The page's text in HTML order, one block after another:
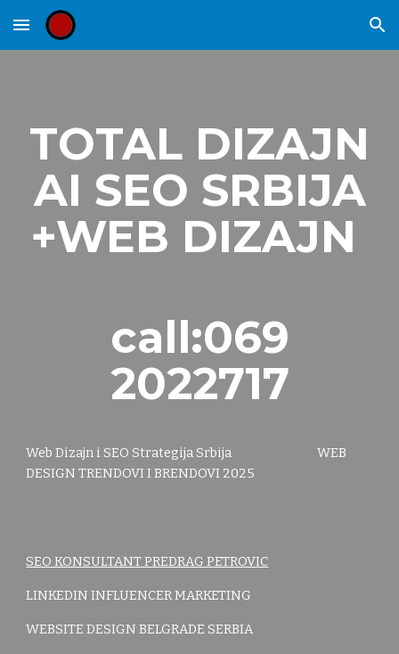
Skip to main content Skip to navigation
TOTAL DIZAJN
AI SEO SRBIJA
+WEB DIZAJN
call:069
2022717
Web Dizajn i SEO Strategija Srbija WEB
DESIGN TRENDOVI I BRENDOVI 2025
SEO KONSULTANT PREDRAG PETROVIC
LINKEDIN INFLUENCER MARKETING
WEBSITE DESIGN BELGRADE SERBIA